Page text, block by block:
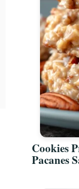
Cookies
Pacanes